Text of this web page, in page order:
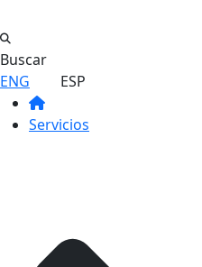
Buscar
ENG
ESP
Servicios